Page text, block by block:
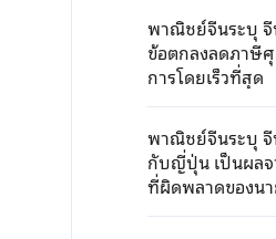
พาณิชย์จีนระบุ
ข้อตกลงลดภาษีศุ
การโดยเร็วที่สุด
พาณิชย์จีนระบุ จี
กับญี่ปุ่น เป็นผล
ที่ผิดพลาดของน